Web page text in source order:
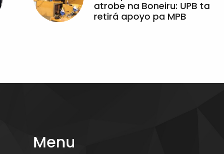
atrobe na Boneiru: UPB ta
retirá apoyo pa MPB
Menu